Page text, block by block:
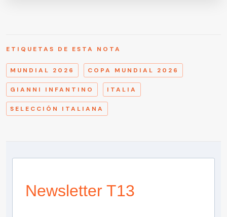
ETIQUETAS DE ESTA NOTA
MUNDIAL 2026 COPA MUNDIAL 2026
GIANNI INFANTINO ITALIA
SELECCIÓN ITALIANA
Newsletter T13